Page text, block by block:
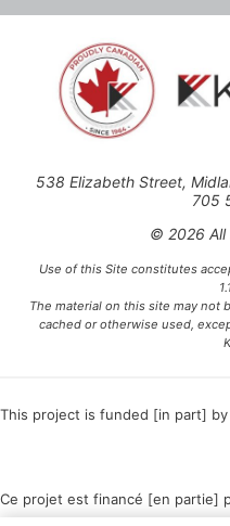
538 Elizabeth Street,
705
© 2026 All
Use of this Site constitutes
The material on this site may not
cached or otherwise used,
This project is funded [in part]
Ce projet est financé [en partie]